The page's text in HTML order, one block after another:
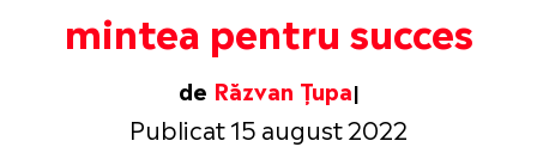
mintea pentru succes
de Răzvan Țupa
Publicat 15 august 2022